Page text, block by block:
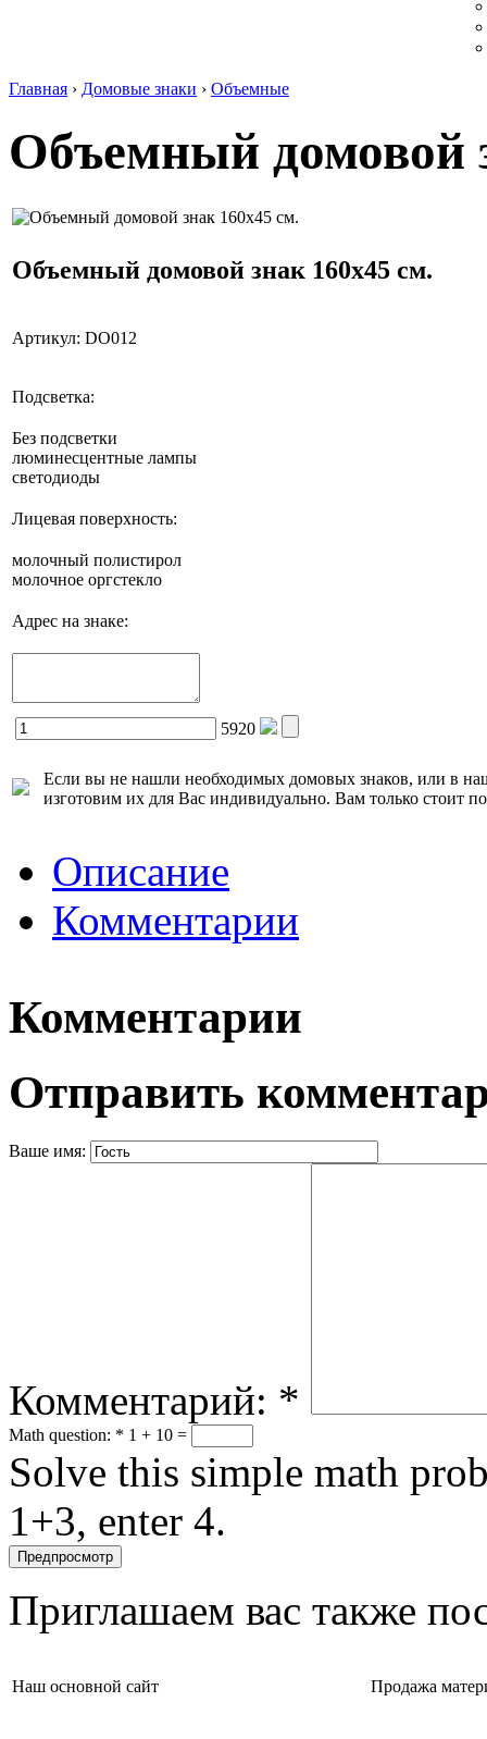
Главная › Домовые знаки › Объемные
Объемный домовой
Объемный домовой знак 160x45 см.
Артикул: DO012
Подсветка:
Без подсветки
люминесцентные лампы
светодиоды
Лицевая поверхность:
молочный полистирол
молочное оргстекло
Адрес на знаке:
5920
Если вы не нашли необходимых домовых знаков, или в
изготовим их для Вас индивидуально. Вам только стоит
Описание
Комментарии
Комментарии
Отправить
Ваше имя:
Комментарий: *
Math question: * 1 + 10 =
Solve this simple math
1+3, enter 4.
Приглашаем вас также
Наш основной сайт Продажа